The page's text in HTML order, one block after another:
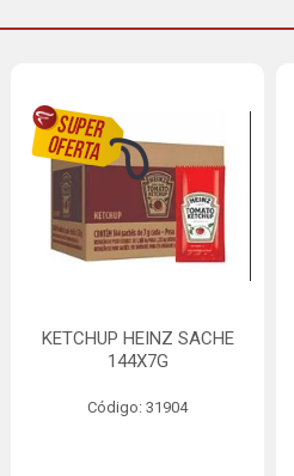
KETCHUP HEINZ SACHE
144X7G
Código: 31904